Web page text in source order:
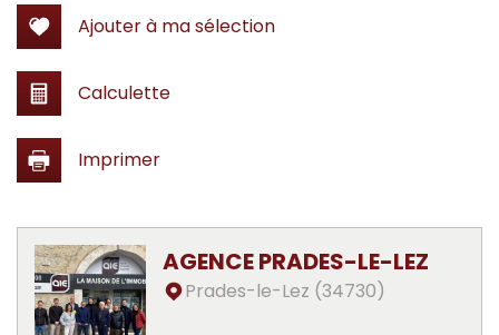
École maternelle
École primaire
Ajouter à ma sélection
Calculette
Imprimer
AGENCE PRADES-LE-LEZ
Prades-le-Lez (34730)